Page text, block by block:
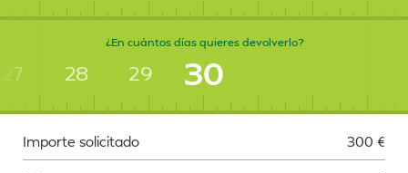
¿En cuántos días quieres devolverlo?
27 28 29 30
Importe solicitado 300 €